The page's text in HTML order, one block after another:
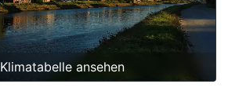
Klimatabelle ansehen